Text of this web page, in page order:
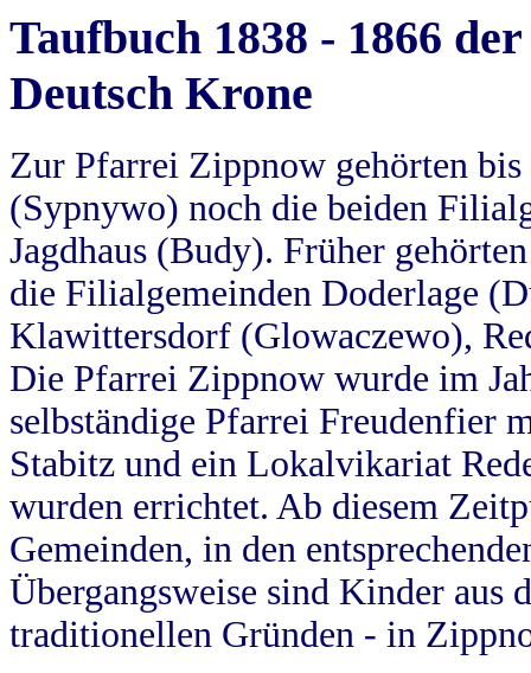
Taufbuch 1838 - 1866
Deutsch Krone
Zur Pfarrei Zippnow gehörten
(Sypnywo) noch die beiden
Jagdhaus (Budy). Früher
die Filialgemeinden Doderlage
Klawittersdorf (Glowaczewo),
Die Pfarrei Zippnow wurde im
selbständige Pfarrei Freudenfier
Stabitz und ein Lokalvikariat
wurden errichtet. Ab diesem
Gemeinden, in den
Übergangsweise sind Kinder aus
traditionellen Gründen - in